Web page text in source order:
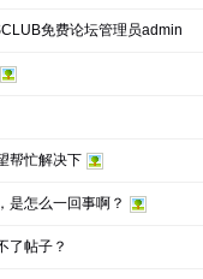
免费论坛管理员admin
帮忙解决下
是怎么一回事啊？
了帖子？